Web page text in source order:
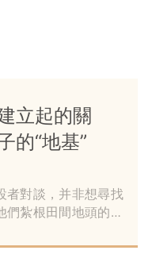
立起的關
的“地基”
者對談，并非想尋找
紮根田間地頭的微